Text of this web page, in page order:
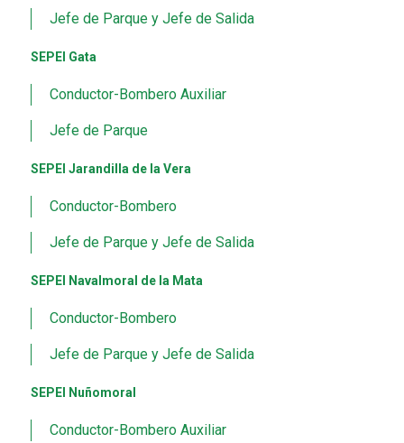
Jefe de Parque y Jefe de Salida
SEPEI Gata
Conductor-Bombero Auxiliar
Jefe de Parque
SEPEI Jarandilla de la Vera
Conductor-Bombero
Jefe de Parque y Jefe de Salida
SEPEI Navalmoral de la Mata
Conductor-Bombero
Jefe de Parque y Jefe de Salida
SEPEI Nuñomoral
Conductor-Bombero Auxiliar